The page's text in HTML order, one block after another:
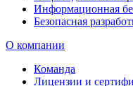
Информационная
Безопасная
О компании
Команда
Лицензии и